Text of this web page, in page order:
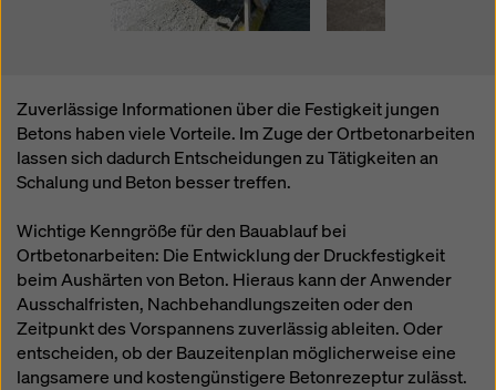
Zuverlässige Informationen über die Festigkeit jungen
Betons haben viele Vorteile. Im Zuge der Ortbetonarbeiten
lassen sich dadurch Entscheidungen zu Tätigkeiten an
Schalung und Beton besser treffen.
Wichtige Kenngröße für den Bauablauf bei
Ortbetonarbeiten: Die Entwicklung der Druckfestigkeit
beim Aushärten von Beton. Hieraus kann der Anwender
Ausschalfristen, Nachbehandlungszeiten oder den
Zeitpunkt des Vorspannens zuverlässig ableiten. Oder
entscheiden, ob der Bauzeitenplan möglicherweise eine
langsamere und kostengünstigere Betonrezeptur zulässt.